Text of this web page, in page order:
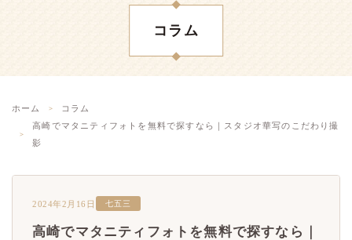
コラム
ホーム
コラム
高崎でマタニティフォトを無料で探すなら｜スタジオ華写のこだわり撮
影
2024年2月16日 七五三
高崎でマタニティフォトを無料で探すなら｜